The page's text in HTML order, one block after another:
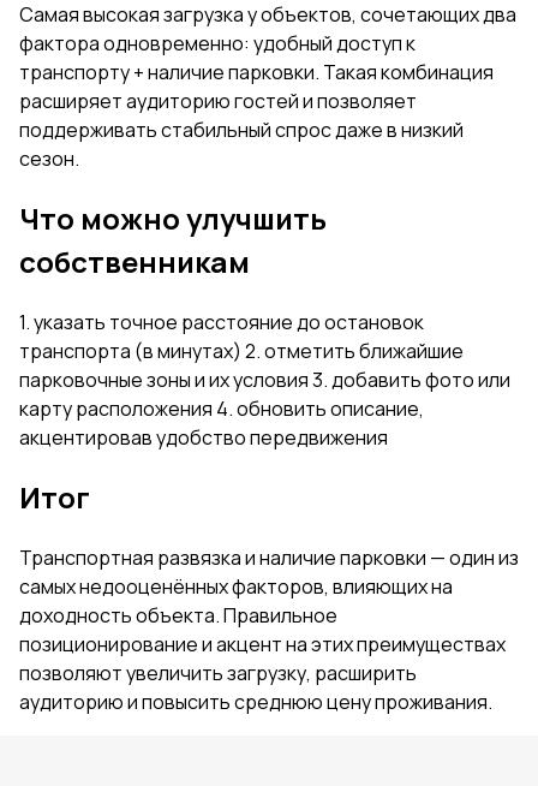
Самая высокая загрузка у объектов, сочетающих два
фактора одновременно: удобный доступ к
транспорту + наличие парковки. Такая комбинация
расширяет аудиторию гостей и позволяет
поддерживать стабильный спрос даже в низкий
сезон.
Что можно улучшить
собственникам
1. указать точное расстояние до остановок
транспорта (в минутах) 2. отметить ближайшие
парковочные зоны и их условия 3. добавить фото или
карту расположения 4. обновить описание,
акцентировав удобство передвижения
Итог
Транспортная развязка и наличие парковки — один из
самых недооценённых факторов, влияющих на
доходность объекта. Правильное
позиционирование и акцент на этих преимуществах
позволяют увеличить загрузку, расширить
аудиторию и повысить среднюю цену проживания.